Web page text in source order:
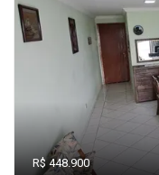
R$ 448.900